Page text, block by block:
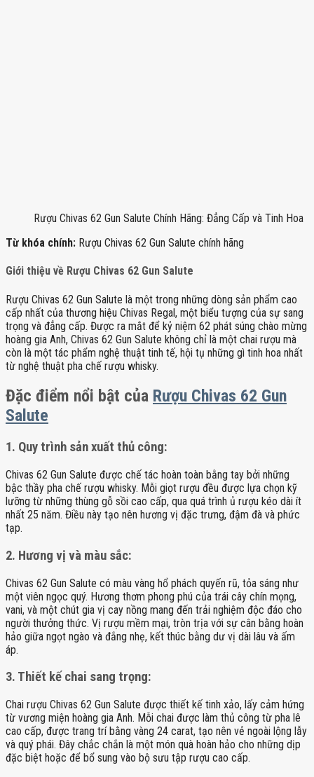
Rượu Chivas 62 Gun Salute Chính Hãng: Đẳng Cấp và Tinh Hoa
Từ khóa chính: Rượu Chivas 62 Gun Salute chính hãng
Giới thiệu về Rượu Chivas 62 Gun Salute
Rượu Chivas 62 Gun Salute là một trong những dòng sản phẩm cao
cấp nhất của thương hiệu Chivas Regal, một biểu tượng của sự sang
trọng và đẳng cấp. Được ra mắt để kỷ niệm 62 phát súng chào mừng
hoàng gia Anh, Chivas 62 Gun Salute không chỉ là một chai rượu mà
còn là một tác phẩm nghệ thuật tinh tế, hội tụ những gì tinh hoa nhất
từ nghệ thuật pha chế rượu whisky.
Đặc điểm nổi bật của Rượu Chivas 62 Gun
Salute
1. Quy trình sản xuất thủ công:
Chivas 62 Gun Salute được chế tác hoàn toàn bằng tay bởi những
bậc thầy pha chế rượu whisky. Mỗi giọt rượu đều được lựa chọn kỹ
lưỡng từ những thùng gỗ sồi cao cấp, qua quá trình ủ rượu kéo dài ít
nhất 25 năm. Điều này tạo nên hương vị đặc trưng, đậm đà và phức
tạp.
2. Hương vị và màu sắc:
Chivas 62 Gun Salute có màu vàng hổ phách quyến rũ, tỏa sáng như
một viên ngọc quý. Hương thơm phong phú của trái cây chín mọng,
vani, và một chút gia vị cay nồng mang đến trải nghiệm độc đáo cho
người thưởng thức. Vị rượu mềm mại, tròn trịa với sự cân bằng hoàn
hảo giữa ngọt ngào và đắng nhẹ, kết thúc bằng dư vị dài lâu và ấm
áp.
3. Thiết kế chai sang trọng:
Chai rượu Chivas 62 Gun Salute được thiết kế tinh xảo, lấy cảm hứng
từ vương miện hoàng gia Anh. Mỗi chai được làm thủ công từ pha lê
cao cấp, được trang trí bằng vàng 24 carat, tạo nên vẻ ngoài lộng lẫy
và quý phái. Đây chắc chắn là một món quà hoàn hảo cho những dịp
đặc biệt hoặc để bổ sung vào bộ sưu tập rượu cao cấp.